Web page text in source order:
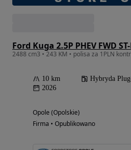
Ford Kuga 2.5P PHEV FWD
10 km Hybryda
2026
Opole (Opolskie)
Firma • Opublikowano